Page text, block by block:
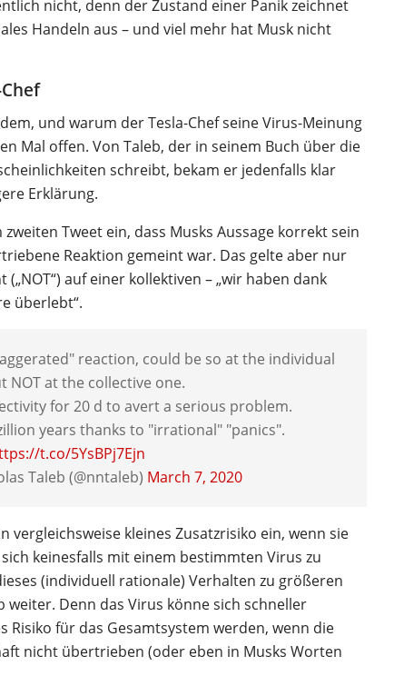
nicht, denn der Zustand einer Panik zeichnet
Handeln aus – und viel mehr hat Musk nicht
und warum der Tesla-Chef seine Virus-Meinung
Mal offen. Von Taleb, der in seinem Buch über die
schreibt, bekam er jedenfalls klar
Erklärung.
Tweet ein, dass Musks Aussage korrekt sein
Reaktion gemeint war. Das gelte aber nur
auf einer kollektiven – „wir haben dank
überlebt“.
reaction, could be so at the individual
NOT at the collective one.
for 20 d to avert a serious problem.
years thanks to "irrational" "panics".
t.co/5YsBPj7Ejn
Taleb (@nntaleb) March 7, 2020
vergleichsweise kleines Zusatzrisiko ein, wenn sie
keinesfalls mit einem bestimmten Virus zu
(individuell rationale) Verhalten zu größeren
weiter. Denn das Virus könne sich schneller
für das Gesamtsystem werden, wenn die
nicht übertrieben (oder eben in Musks Worten